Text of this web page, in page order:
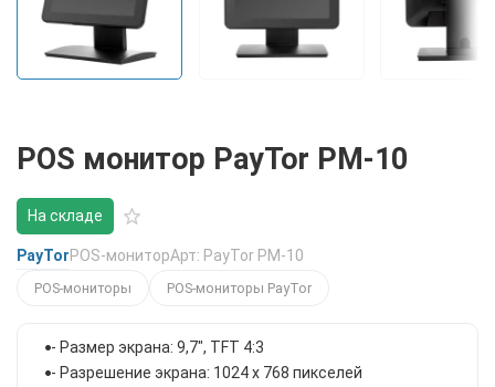
POS монитор PayTor PM-10
На складе
PayTorPOS-мониторАрт: PayTor PM-10
POS-мониторы POS-мониторы PayTor
- Размер экрана: 9,7", TFT 4:3
- Разрешение экрана: 1024 x 768 пикселей